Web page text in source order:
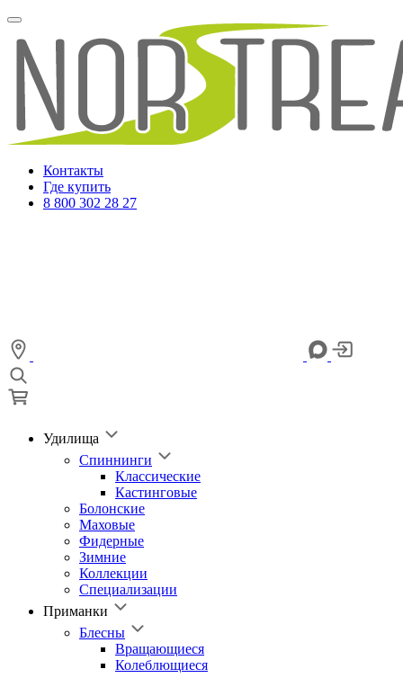
Контакты
Где купить
8 800 302 28 27
Удилища
Спиннинги
Классические
Кастинговые
Болонские
Маховые
Фидерные
Зимние
Коллекции
Специализации
Приманки
Блесны
Вращающиеся
Колеблющиеся